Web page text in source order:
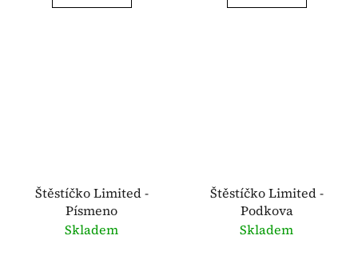
Štěstíčko Limited -
Písmeno
Skladem
Štěstíčko Limited -
Podkova
Skladem